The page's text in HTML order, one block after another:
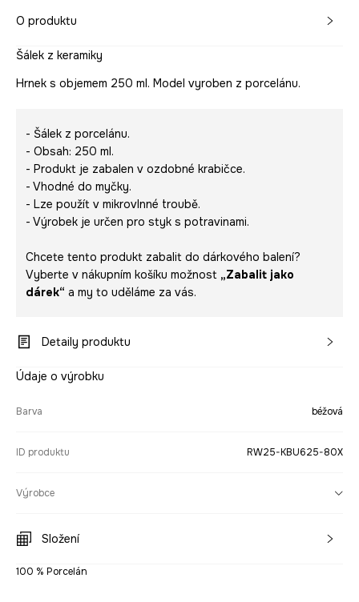
O produktu
Šálek z keramiky
Hrnek s objemem 250 ml. Model vyroben z porcelánu.
- Šálek z porcelánu.
- Obsah: 250 ml.
- Produkt je zabalen v ozdobné krabičce.
- Vhodné do myčky.
- Lze použít v mikrovlnné troubě.
- Výrobek je určen pro styk s potravinami.
Chcete tento produkt zabalit do dárkového balení?
Vyberte v nákupním košíku možnost „Zabalit jako
dárek“ a my to uděláme za vás.
Detaily produktu
Údaje o výrobku
Barva béžová
ID produktu RW25-KBU625-80X
Výrobce
Složení
100 % Porcelán